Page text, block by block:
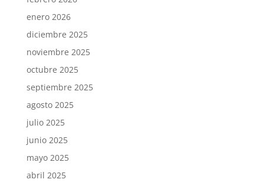
enero 2026
diciembre 2025
noviembre 2025
octubre 2025
septiembre 2025
agosto 2025
julio 2025
junio 2025
mayo 2025
abril 2025